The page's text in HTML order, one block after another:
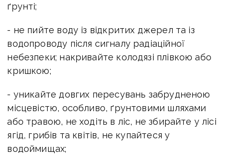
ґрунті;
- не пийте воду із відкритих джерел та із
водопроводу після сигналу радіаційної
небезпеки; накривайте колодязі плівкою або
кришкою;
- уникайте довгих пересувань забрудненою
місцевістю, особливо, ґрунтовими шляхами
або травою, не ходіть в ліс, не збирайте у лісі
ягід, грибів та квітів, не купайтеся у
водоймищах;